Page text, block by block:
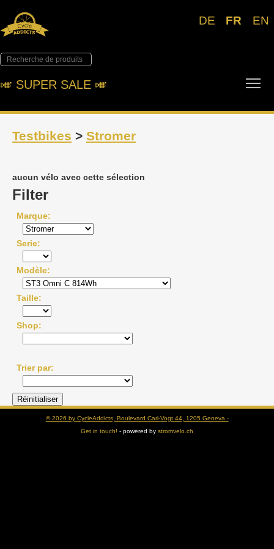
DE FR EN
🎺︎ SUPER SALE 🎺︎
Testbikes > Stromer
aucun vélo avec cette sélection
Filter
Marque
Serie
Modèle
Taille
Shop
Trier par
© 2026 by CycleAddicts, Boulevard Carl-Vogt 44, 1205 Geneva -
Get in touch! - powered by stromvelo.ch